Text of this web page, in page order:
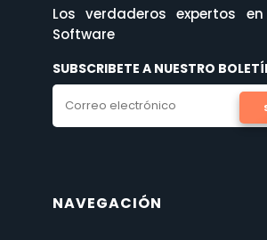
Los verdaderos expertos
Software
SUBSCRIBETE A NUESTRO
NAVEGACIÓN